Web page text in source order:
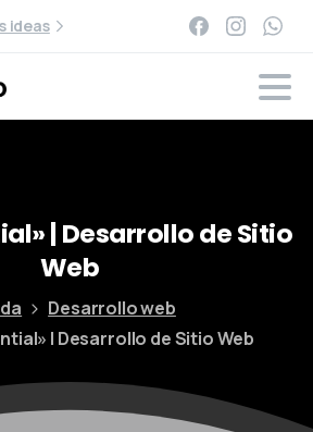
ideas
| DesarrollodeSitio
Web
Desarrollo web
| Desarrollo de Sitio Web